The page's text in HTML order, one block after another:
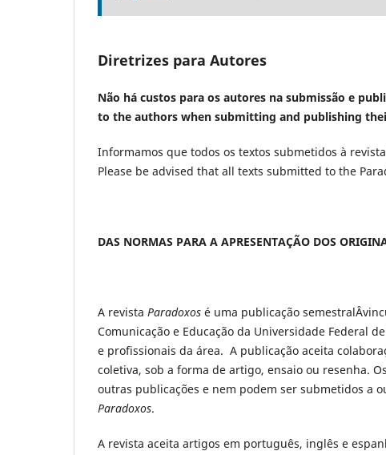
Diretrizes para Autores
Não há custos para os autores na submissão e
to the authors when submitting and publishing
Informamos que todos os textos submetidos à
Please be advised that all texts submitted to the
DAS NORMAS PARA A APRESENTAÇÃO DOS
A revista Paradoxos é uma publicação
Comunicação e Educação da Universidade Federal
e profissionais da área. A publicação aceita
coletiva, sob a forma de artigo, ensaio ou resenha.
outras publicações e nem podem ser submetidos a
Paradoxos.
A revista aceita artigos em português, inglês e